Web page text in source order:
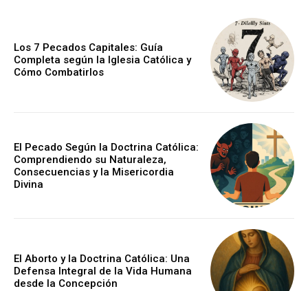
Los 7 Pecados Capitales: Guía
Completa según la Iglesia Católica y
Cómo Combatirlos
El Pecado Según la Doctrina Católica:
Comprendiendo su Naturaleza,
Consecuencias y la Misericordia
Divina
El Aborto y la Doctrina Católica: Una
Defensa Integral de la Vida Humana
desde la Concepción